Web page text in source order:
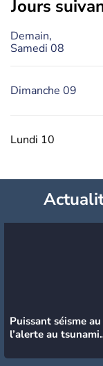
jours
Demain,
Samedi 08
Dimanche 09
Lundi 10
Puissant séisme au
l’alerte au tsunami